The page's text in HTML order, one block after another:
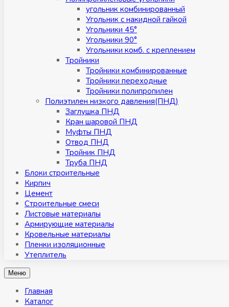
угольник комбинированный
Угольник с накидной гайкой
Угольники 45°
Угольники 90°
Угольники комб. с креплением
Тройники
Тройники комбинированные
Тройники переходные
Тройники полипропилен
Полиэтилен низкого давления(ПНД)
Заглушка ПНД
Кран шаровой ПНД
Муфты ПНД
Отвод ПНД
Тройник ПНД
Труба ПНД
Блоки строительные
Кирпич
Цемент
Строительные смеси
Листовые материалы
Армирующие материалы
Кровельные материалы
Пленки изоляционные
Утеплитель
Меню
Главная
Каталог